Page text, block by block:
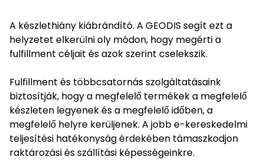
A készlethiány kiábrándító. A GEODIS segít ezt a
helyzetet elkerülni oly módon, hogy megérti a
fulfillment céljait és azok szerint cselekszik.
Fulfillment és többcsatornás szolgáltatásaink
biztosítják, hogy a megfelelő termékek a megfelelő
készleten legyenek és a megfelelő időben, a
megfelelő helyre kerüljenek. A jobb e-kereskedelmi
teljesítési hatékonyság érdekében támaszkodjon
raktározási és szállítási képességeinkre.